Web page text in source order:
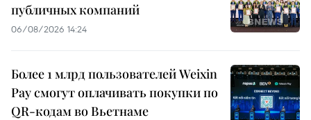
публичных компаний
06/08/2026 14:24
Более 1 млрд пользователей Weixin
Pay смогут оплачивать покупки по
QR-кодам во Вьетнаме